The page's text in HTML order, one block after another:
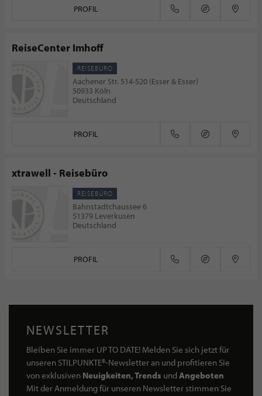
PROFIL
ReiseCenter Imhoff
REISEBÜRO
Aachener Str. 514-520 (Esser & Esser)
50933 Köln
Deutschland
PROFIL
xtrawell - Reisebüro
REISEBÜRO
Bahnstadtchaussee 6
51379 Leverkusen
Deutschland
PROFIL
NEWSLETTER
Bleiben Sie immer UP TO DATE! Melden Sie sich jetzt für
unseren STILPUNKTE®-Newsletter an und profitieren Sie
von exklusiven Neuigkeiten, Trends undAngeboten
Mit der Anmeldung für unseren Newsletter stimmen Sie